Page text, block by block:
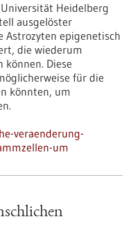
Heidelberg
ausgelöster
Astrozyten epigenetisch
die wiederum
Diese
für die
könnten, um
veraenderung-
um